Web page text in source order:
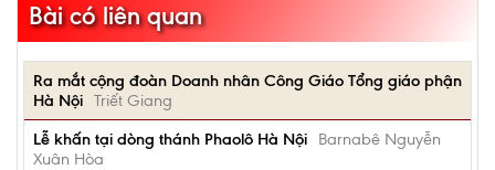
Bài có liên quan
Ra mắt cộng đoàn Doanh nhân Công Giáo Tổng giáo phận
Hà Nội Triết Giang
Lễ khấn tại dòng thánh Phaolô Hà Nội
Barnabê Nguyễn
Xuân Hòa